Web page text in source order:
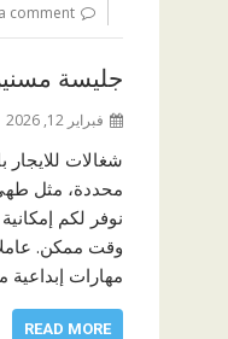
comment
جليسة مسنين
فبراير 12, 2026
شغالات
محددة، مثل
نوفر لكم
وقت ممكن.
مهارات إبداعية
READ MORE